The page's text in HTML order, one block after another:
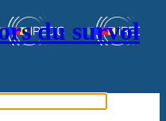
du survol